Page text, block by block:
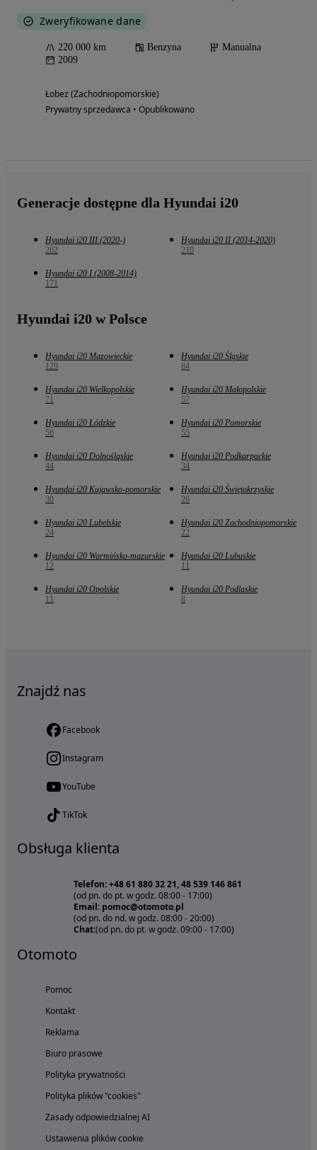
Zweryfikowane dane
220 000 km Benzyna
Manualna
2009
Łobez (Zachodniopomorskie)
Prywatny sprzedawca • Opublikowano
Generacje dostępne dla Hyundai i20
Hyundai i20 III (2020-)
262
Hyundai i20 II (2014-2020)
210
Hyundai i20 I (2008-2014)
171
Hyundai i20 w Polsce
Hyundai i20 Mazowieckie
129
Hyundai i20 Śląskie
84
Hyundai i20 Wielkopolskie
71
Hyundai i20 Małopolskie
57
Hyundai i20 Łódzkie
56
Hyundai i20 Pomorskie
55
Hyundai i20 Dolnośląskie
44
Hyundai i20 Podkarpackie
34
Hyundai i20 Kujawsko-pomorskie
30
Hyundai i20 Świętokrzyskie
26
Hyundai i20 Lubelskie
24
Hyundai i20 Zachodniopomorskie
22
Hyundai i20 Warmińsko-mazurskie
12
Hyundai i20 Lubuskie
11
Hyundai i20 Opolskie
11
Hyundai i20 Podlaskie
8
Znajdź nas
Facebook
Instagram
YouTube
TikTok
Obsługa klienta
Telefon: +48 61 880 32 21, 48 539 146 861
(od pn. do pt. w godz. 08:00 - 17:00)
Email: pomoc@otomoto.pl
(od pn. do nd. w godz. 08:00 - 20:00)
Chat:(od pn. do pt. w godz. 09:00 - 17:00)
Otomoto
Pomoc
Kontakt
Reklama
Biuro prasowe
Polityka prywatności
Polityka plików "cookies"
Zasady odpowiedzialnej AI
Ustawienia plików cookie